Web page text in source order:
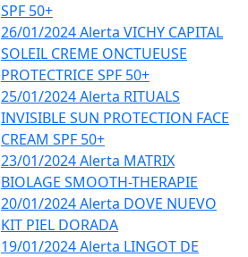
SPF 50+
26/01/2024 Alerta VICHY CAPITAL
SOLEIL CREME ONCTUEUSE
PROTECTRICE SPF 50+
25/01/2024 Alerta RITUALS
INVISIBLE SUN PROTECTION FACE
CREAM SPF 50+
23/01/2024 Alerta MATRIX
BIOLAGE SMOOTH-THERAPIE
20/01/2024 Alerta DOVE NUEVO
KIT PIEL DORADA
19/01/2024 Alerta LINGOT DE